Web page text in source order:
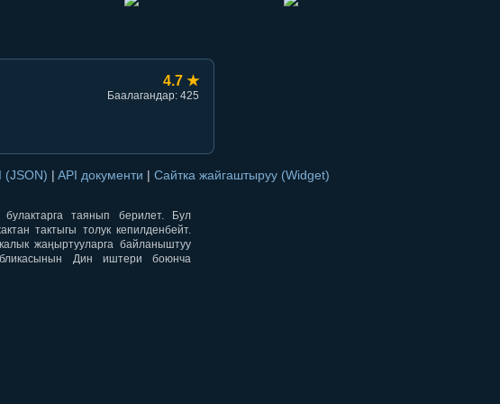
4.7 ★
Баалагандар: 425
(JSON) | API документи | Сайтка жайгаштыруу (Widget)
таянып берилет. Бул
тактыгы толук кепилденбейт.
жаңыртууларга байланыштуу
Дин иштери боюнча